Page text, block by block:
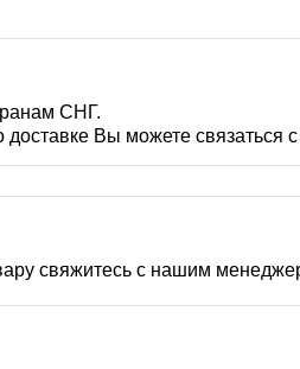
СНГ.
доставке Вы можете
свяжитесь с нашим